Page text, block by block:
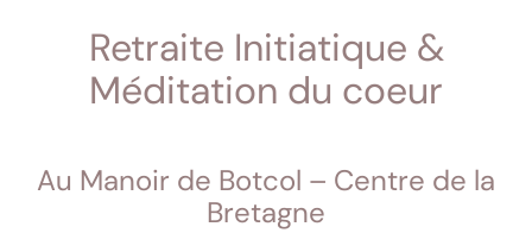
Retraite Initiatique &
Méditation du coeur
Au Manoir de Botcol – Centre de la
Bretagne